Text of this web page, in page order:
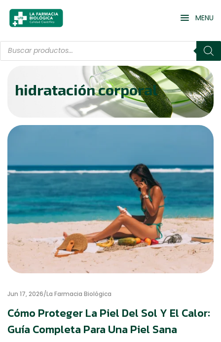
MENU
hidratación corporal
Jun 17, 2026 La Farmacia Biológica
Cómo Proteger La Piel Del Sol Y El Calor:
Guía Completa Para Una Piel Sana